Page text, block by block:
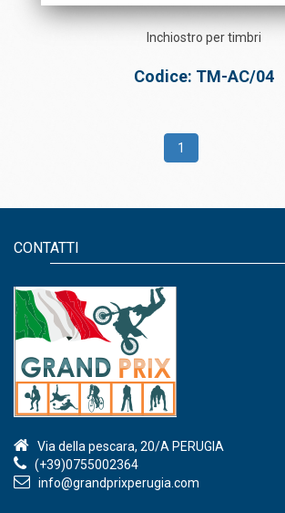
Inchiostro per timbri
Codice: TM-AC/04
1
CONTATTI
Via della pescara, 20/A PERUGIA
(+39)0755002364
info@grandprixperugia.com